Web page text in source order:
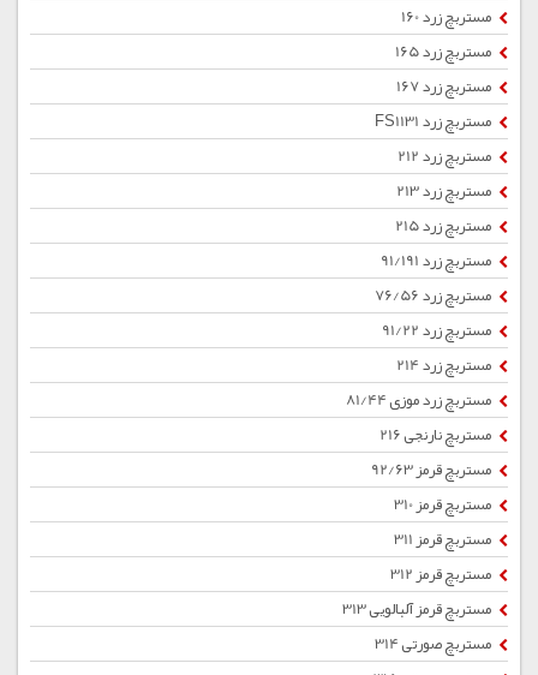
مستربچ زرد 160
مستربچ زرد 165
مستربچ زرد 167
مستربچ زرد FS1131
مستربچ زرد 212
مستربچ زرد 213
مستربچ زرد 215
مستربچ زرد 91/191
مستربچ زرد 76/56
مستربچ زرد 91/22
مستربچ زرد 214
مستربچ زرد موزی 81/44
مستربچ نارنجی 216
مستربچ قرمز 92/63
مستربچ قرمز 310
مستربچ قرمز 311
مستربچ قرمز 312
مستربچ قرمز آلبالویی 313
مستربچ صورتی 314